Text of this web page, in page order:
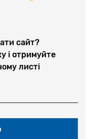
сайт?
і отримуйте
листі